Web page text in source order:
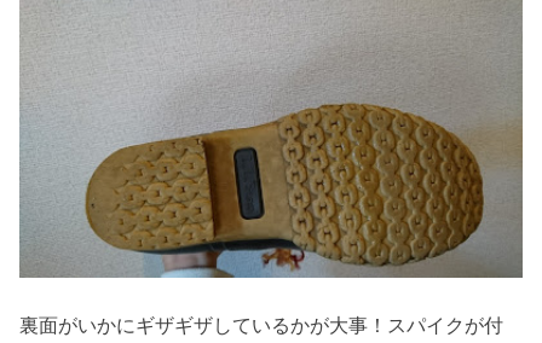
裏面がいかにギザギザしているかが大事！スパイクが付